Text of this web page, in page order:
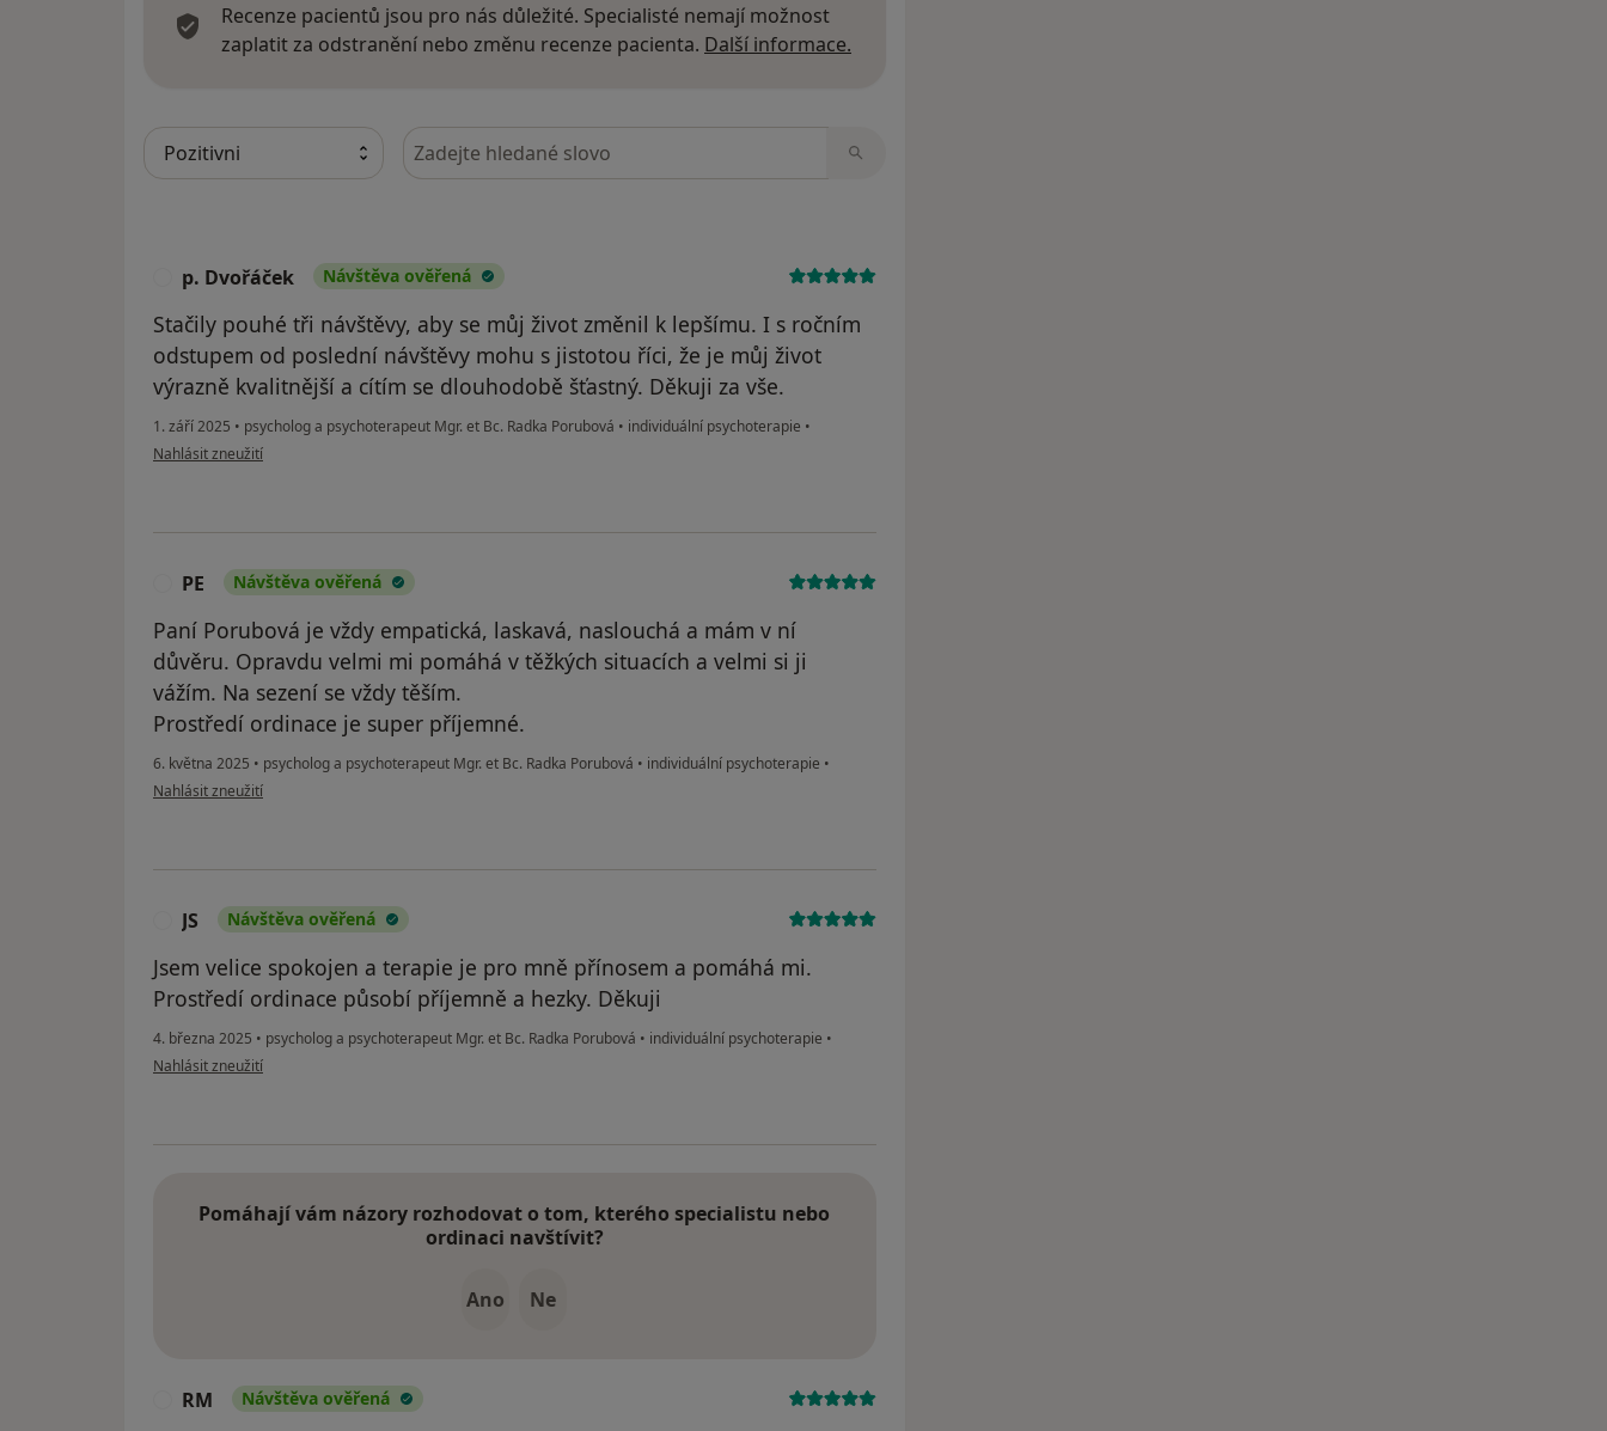
Recenze pacientů jsou pro nás důležité. Specialisté nemají možnost
zaplatit za odstranění nebo změnu recenze pacienta. Další informace.
Hledejte v názorech
p. Dvořáček Návštěva ověřená
Stačily pouhé tři návštěvy, aby se můj život změnil k lepšímu. I s ročním
odstupem od poslední návštěvy mohu s jistotou říci, že je můj život
výrazně kvalitnější a cítím se dlouhodobě šťastný. Děkuji za vše.
1. září 2025 • psycholog a psychoterapeut Mgr. et Bc. Radka Porubová • individuální psychoterapie •
podle názoru uživatele p. Dvořáček
Nahlásit zneužití
PE Návštěva ověřená
Paní Porubová je vždy empatická, laskavá, naslouchá a mám v ní
důvěru. Opravdu velmi mi pomáhá v těžkých situacích a velmi si ji
vážím. Na sezení se vždy těším.
Prostředí ordinace je super příjemné.
6. května 2025 • psycholog a psychoterapeut Mgr. et Bc. Radka Porubová • individuální psychoterapie •
podle názoru uživatele PE
Nahlásit zneužití
JS Návštěva ověřená
Jsem velice spokojen a terapie je pro mně přínosem a pomáhá mi.
Prostředí ordinace působí příjemně a hezky. Děkuji
4. března 2025 • psycholog a psychoterapeut Mgr. et Bc. Radka Porubová • individuální psychoterapie •
podle názoru uživatele JS
Nahlásit zneužití
Pomáhají vám názory rozhodovat o tom, kterého specialistu nebo
ordinaci navštívit?
Ano Ne
RM Návštěva ověřená